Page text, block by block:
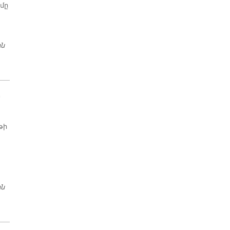
ԿԱԶԴՈՒՐՄԱՆ ԿԱՅԱՆԻ ՆՈՐ ՎԱՐՉԱՅԻՆՆԵՐԸ ԵՐԷԿ ԱՅՑԵԼԵՑԻՆ
ԵՇԻԼԳԻՒՂԻ ՀԱՅՈՑ ՎԱՐԺԱՐԱՆԻ ՏԱՐԵՎԵՐՋԻ ՀԱՆԴԷՍԸ